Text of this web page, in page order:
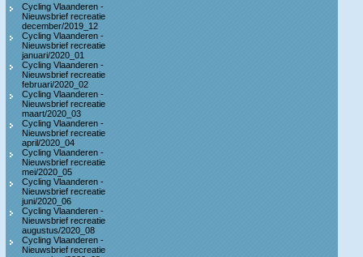
Cycling Vlaanderen -
Nieuwsbrief recreatie
december/2019_12
Cycling Vlaanderen -
Nieuwsbrief recreatie
januari/2020_01
Cycling Vlaanderen -
Nieuwsbrief recreatie
februari/2020_02
Cycling Vlaanderen -
Nieuwsbrief recreatie
maart/2020_03
Cycling Vlaanderen -
Nieuwsbrief recreatie
april/2020_04
Cycling Vlaanderen -
Nieuwsbrief recreatie
mei/2020_05
Cycling Vlaanderen -
Nieuwsbrief recreatie
juni/2020_06
Cycling Vlaanderen -
Nieuwsbrief recreatie
augustus/2020_08
Cycling Vlaanderen -
Nieuwsbrief recreatie